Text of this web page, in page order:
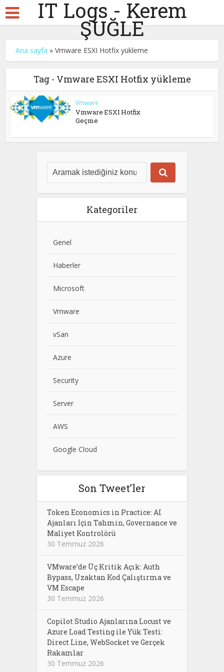
IT Logs - Kerem
ŞUĞLE
Ana sayfa »Vmware ESXI Hotfix yükleme
Tag - Vmware ESXI Hotfix yükleme
Vmware
Vmware ESXI Hotfix
Geçme
Kategoriler
Genel
Haberler
Microsoft
Vmware
vSan
Azure
Security
Server
AWS
Google Cloud
Son Tweet’ler
Token Economics in Practice: AI
Ajanları İçin Tahmin, Governance ve
Maliyet Kontrolörü
30 Temmuz 2026
VMware’de Üç Kritik Açık: Auth
Bypass, Uzaktan Kod Çalıştırma ve
VM Escape
30 Temmuz 2026
Copilot Studio Ajanlarına Locust ve
Azure Load Testing ile Yük Testi:
Direct Line, WebSocket ve Gerçek
Rakamlar
30 Temmuz 2026